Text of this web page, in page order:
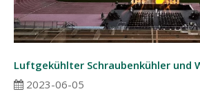
2023-06-05